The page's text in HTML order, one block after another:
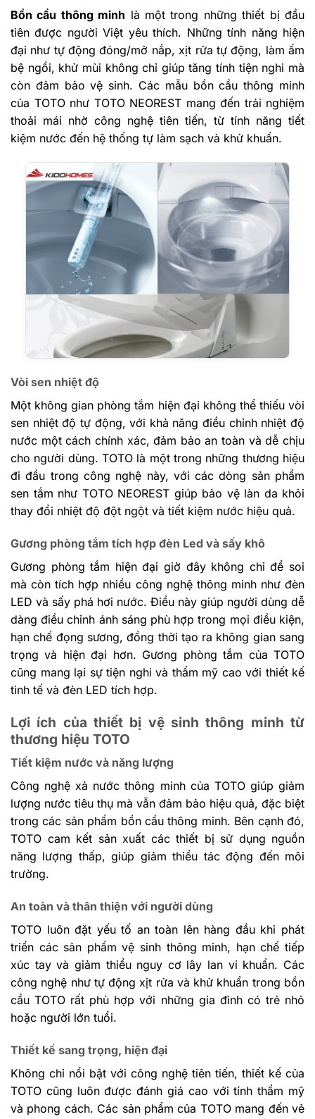
Bồn cầu thông minh là một trong những thiết bị đầu
tiên được người Việt yêu thích. Những tính năng hiện
đại như tự động đóng/mở nắp, xịt rửa tự động, làm ấm
bệ ngồi, khử mùi không chỉ giúp tăng tính tiện nghi mà
còn đảm bảo vệ sinh. Các mẫu bồn cầu thông minh
của TOTO như TOTO NEOREST mang đến trải nghiệm
thoải mái nhờ công nghệ tiên tiến, từ tính năng tiết
kiệm nước đến hệ thống tự làm sạch và khử khuẩn.
Vòi sen nhiệt độ
Một không gian phòng tắm hiện đại không thể thiếu vòi
sen nhiệt độ tự động, với khả năng điều chỉnh nhiệt độ
nước một cách chính xác, đảm bảo an toàn và dễ chịu
cho người dùng. TOTO là một trong những thương hiệu
đi đầu trong công nghệ này, với các dòng sản phẩm
sen tắm như TOTO NEOREST giúp bảo vệ làn da khỏi
thay đổi nhiệt độ đột ngột và tiết kiệm nước hiệu quả.
Gương phòng tắm tích hợp đèn Led và sấy khô
Gương phòng tắm hiện đại giờ đây không chỉ để soi
mà còn tích hợp nhiều công nghệ thông minh như đèn
LED và sấy phá hơi nước. Điều này giúp người dùng dễ
dàng điều chỉnh ánh sáng phù hợp trong mọi điều kiện,
hạn chế đọng sương, đồng thời tạo ra không gian sang
trọng và hiện đại hơn. Gương phòng tắm của TOTO
cũng mang lại sự tiện nghi và thẩm mỹ cao với thiết kế
tinh tế và đèn LED tích hợp.
Lợi ích của thiết bị vệ sinh thông minh từ
thương hiệu TOTO
Tiết kiệm nước và năng lượng
Công nghệ xả nước thông minh của TOTO giúp giảm
lượng nước tiêu thụ mà vẫn đảm bảo hiệu quả, đặc biệt
trong các sản phẩm bồn cầu thông minh. Bên cạnh đó,
TOTO cam kết sản xuất các thiết bị sử dụng nguồn
năng lượng thấp, giúp giảm thiểu tác động đến môi
trường.
An toàn và thân thiện với người dùng
TOTO luôn đặt yếu tố an toàn lên hàng đầu khi phát
triển các sản phẩm vệ sinh thông minh, hạn chế tiếp
xúc tay và giảm thiểu nguy cơ lây lan vi khuẩn. Các
công nghệ như tự động xịt rửa và khử khuẩn trong bồn
cầu TOTO rất phù hợp với những gia đình có trẻ nhỏ
hoặc người lớn tuổi.
Thiết kế sang trọng, hiện đại
Không chỉ nổi bật với công nghệ tiên tiến, thiết kế của
TOTO cũng luôn được đánh giá cao với tính thẩm mỹ
và phong cách. Các sản phẩm của TOTO mang đến vẻ